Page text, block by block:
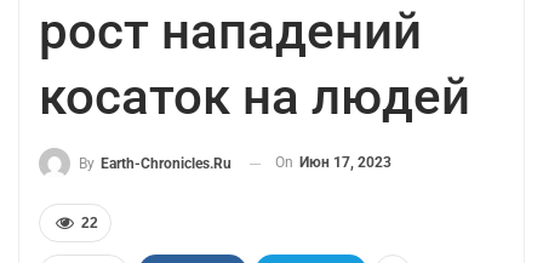
рост нападений
косаток на людей
By Earth-Chronicles.ru On Июн 17, 2023
22